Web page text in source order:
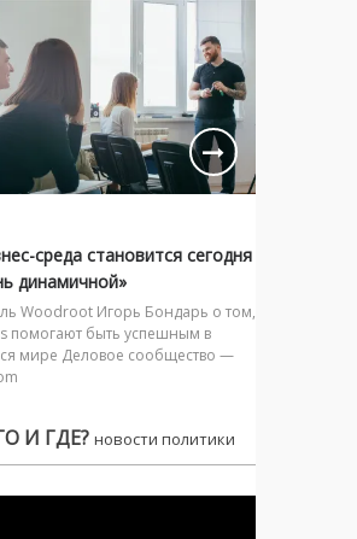
среда становится сегодня
динамичной»
Woodroot Игорь Бондарь о том,
помогают быть успешным в
мире Деловое сообщество —
И ГДЕ? новости политики